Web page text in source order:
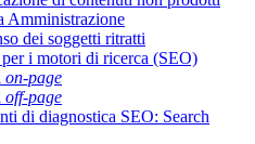
Amministrazione
dei soggetti ritratti
i motori di ricerca (SEO)
on-page
off-page
di diagnostica SEO: Search